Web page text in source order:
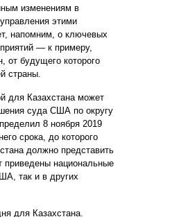
изменениям в
этими
напомним, о ключевых
— к примеру,
от будущего которого
страны.
для Казахстана может
суда США по округу
8 ноября 2019
срока, до которого
должно представить
приведены национальные
так и в других
для Казахстана.